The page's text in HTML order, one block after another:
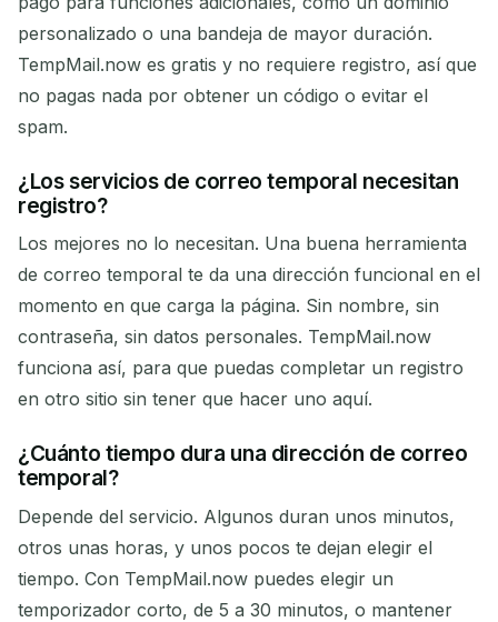
personalizado o una bandeja de mayor duración.
TempMail.now es gratis y no requiere registro, así que
no pagas nada por obtener un código o evitar el
spam.
¿Los servicios de correo temporal necesitan
registro?
Los mejores no lo necesitan. Una buena herramienta
de correo temporal te da una dirección funcional en el
momento en que carga la página. Sin nombre, sin
contraseña, sin datos personales. TempMail.now
funciona así, para que puedas completar un registro
en otro sitio sin tener que hacer uno aquí.
¿Cuánto tiempo dura una dirección de correo
temporal?
Depende del servicio. Algunos duran unos minutos,
otros unas horas, y unos pocos te dejan elegir el
tiempo. Con TempMail.now puedes elegir un
temporizador corto, de 5 a 30 minutos, o mantener